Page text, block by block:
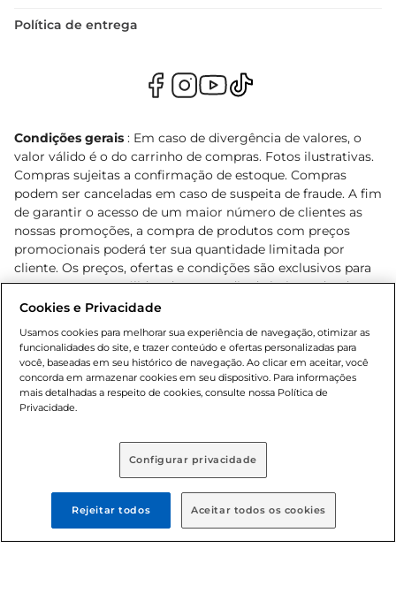
Política de entrega
Condições gerais : Em caso de divergência de valores, o
valor válido é o do carrinho de compras. Fotos ilustrativas.
Compras sujeitas a confirmação de estoque. Compras
podem ser canceladas em caso de suspeita de fraude. A fim
de garantir o acesso de um maior número de clientes as
nossas promoções, a compra de produtos com preços
promocionais poderá ter sua quantidade limitada por
cliente. Os preços, ofertas e condições são exclusivos para
o e-commerce e válidos durante o dia de hoje, podendo
sofrer alterações sem prévia notificação. Proibida a venda
Lei n.º 8069/90, art. 81, inciso II (Estatuto da Criança e do
Adolescente). Preços e condições exclusivos para o
www.bretas.com.br, podendo sofrer alterações sem aviso
prévio. O valor mínimo para as compras on-line é de R$
80,00.
© 2025 Copyright. Todos os direitos
reservados Bretas.
Cookies e Privacidade
Usamos cookies para melhorar sua experiência de navegação, otimizar as
funcionalidades do site, e trazer conteúdo e ofertas personalizadas para
você, baseadas em seu histórico de navegação. Ao clicar em aceitar, você
concorda em armazenar cookies em seu dispositivo. Para informações
mais detalhadas a respeito de cookies, consulte nossa Política de
Privacidade.
Configurar privacidade
Rejeitar todos Aceitar todos os cookies